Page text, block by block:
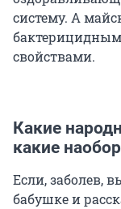
систему. А
свойствами.
Какие
какие
Если, заболев,
бабушке и